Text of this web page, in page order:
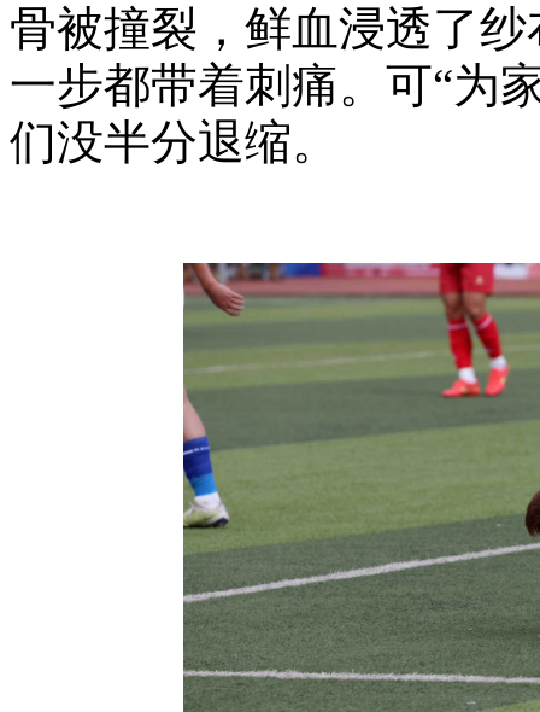
骨被撞裂，鲜血浸透了
一步都带着刺痛。可“为
们没半分退缩。